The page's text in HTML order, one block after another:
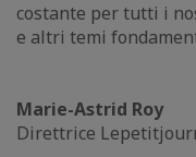
costante per tutti i
e altri temi
Marie-Astrid Roy
Direttrice